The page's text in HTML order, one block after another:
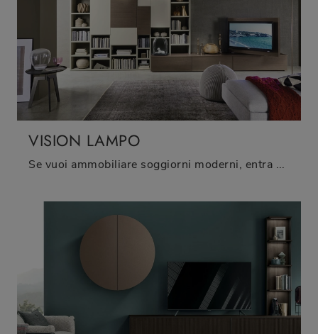
VISION LAMPO
Se vuoi ammobiliare soggiorni moderni, entra e scopri il mobile porta tv Vision Lampo del marchio Sangiacomo, fatto in legno